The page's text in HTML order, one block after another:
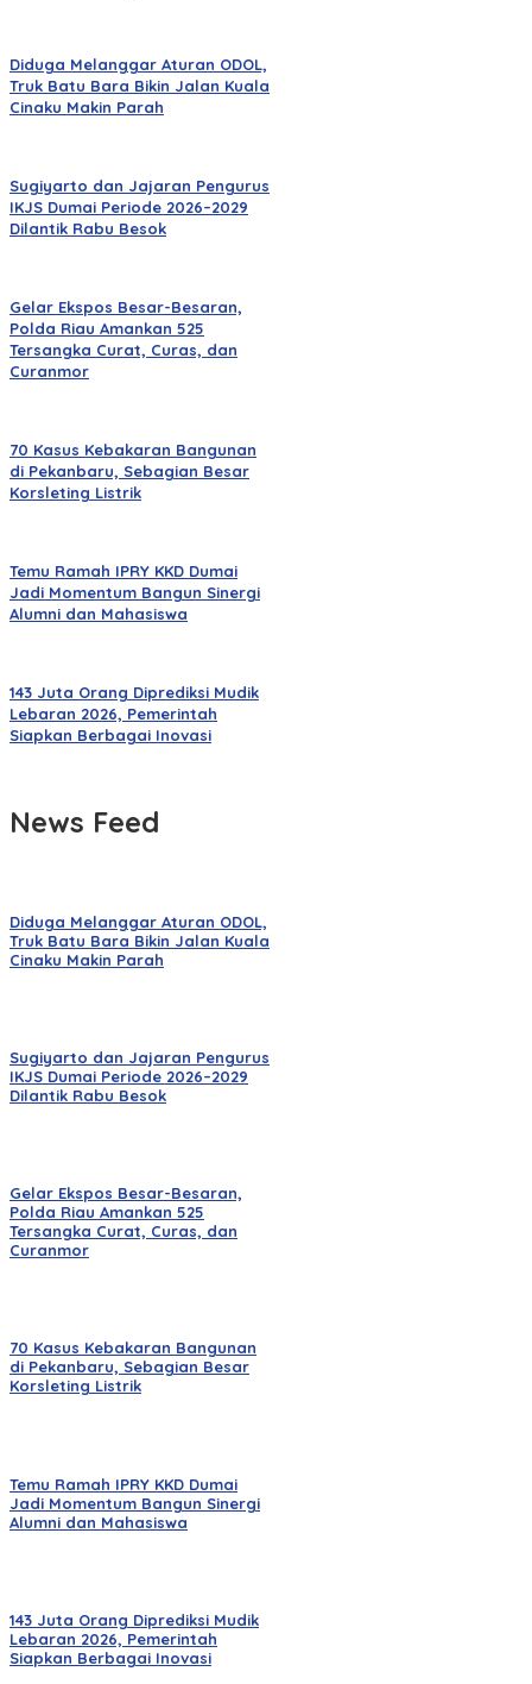
Diduga Melanggar Aturan ODOL,
Truk Batu Bara Bikin Jalan Kuala
Cinaku Makin Parah
Sugiyarto dan Jajaran Pengurus
IKJS Dumai Periode 2026–2029
Dilantik Rabu Besok
Gelar Ekspos Besar-Besaran,
Polda Riau Amankan 525
Tersangka Curat, Curas, dan
Curanmor
70 Kasus Kebakaran Bangunan
di Pekanbaru, Sebagian Besar
Korsleting Listrik
Temu Ramah IPRY KKD Dumai
Jadi Momentum Bangun Sinergi
Alumni dan Mahasiswa
143 Juta Orang Diprediksi Mudik
Lebaran 2026, Pemerintah
Siapkan Berbagai Inovasi
News Feed
Diduga Melanggar Aturan ODOL,
Truk Batu Bara Bikin Jalan Kuala
Cinaku Makin Parah
Sugiyarto dan Jajaran Pengurus
IKJS Dumai Periode 2026–2029
Dilantik Rabu Besok
Gelar Ekspos Besar-Besaran,
Polda Riau Amankan 525
Tersangka Curat, Curas, dan
Curanmor
70 Kasus Kebakaran Bangunan
di Pekanbaru, Sebagian Besar
Korsleting Listrik
Temu Ramah IPRY KKD Dumai
Jadi Momentum Bangun Sinergi
Alumni dan Mahasiswa
143 Juta Orang Diprediksi Mudik
Lebaran 2026, Pemerintah
Siapkan Berbagai Inovasi